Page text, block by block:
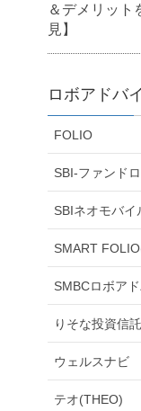
＆デメリット
見】
ロボアドバ
FOLIO
SBI-ファンド
SBIネオモバイ
SMART
SMBCロボア
りそな投資信
ウェルスナビ
テオ(THEO)